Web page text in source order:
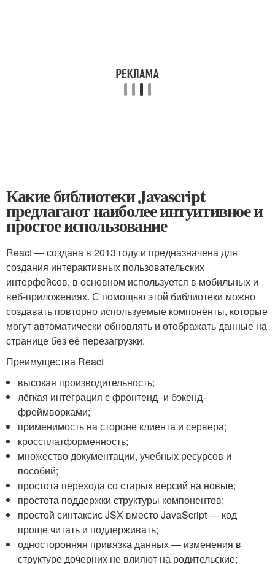
Какие библиотеки Javascript
предлагают наиболее интуитивное и
простое использование
React — создана в 2013 году и предназначена для
создания интерактивных пользовательских
интерфейсов, в основном используется в мобильных и
веб-приложениях. С помощью этой библиотеки можно
создавать повторно используемые компоненты, которые
могут автоматически обновлять и отображать данные на
странице без её перезагрузки.
Преимущества React
высокая производительность;
лёгкая интеграция с фронтенд- и бэкенд-
фреймворками;
применимость на стороне клиента и сервера;
кроссплатформенность;
множество документации, учебных ресурсов и
пособий;
простота перехода со старых версий на новые;
простота поддержки структуры компонентов;
простой синтаксис JSX вместо JavaScript — код
проще читать и поддерживать;
односторонняя привязка данных — изменения в
структуре дочерних не влияют на родительские;